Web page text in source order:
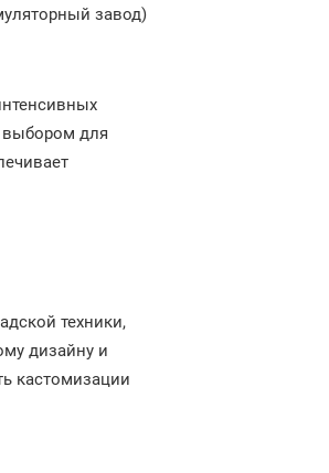
завод)
выбором для
техники,
дизайну и
кастомизации